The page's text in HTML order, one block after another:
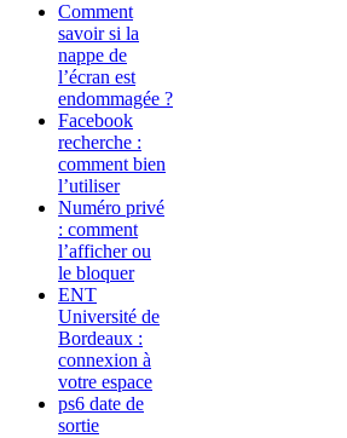
Comment
savoir si la
nappe de
l’écran est
endommagée ?
Facebook
recherche :
comment bien
l’utiliser
Numéro privé
: comment
l’afficher ou
le bloquer
ENT
Université de
Bordeaux :
connexion à
votre espace
ps6 date de
sortie